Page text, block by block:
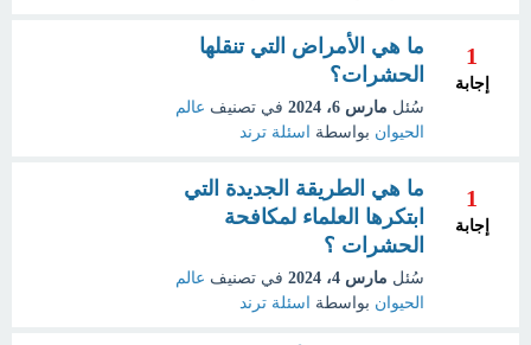
1
إجابة
ما هي الأمراض التي تنقلها
الحشرات؟
سُئل مارس 6، 2024 في تصنيف عالم
الحيوان بواسطة اسئلة ترند
1
إجابة
ما هي الطريقة الجديدة التي
ابتكرها العلماء لمكافحة
الحشرات ؟
سُئل مارس 4، 2024 في تصنيف عالم
الحيوان بواسطة اسئلة ترند